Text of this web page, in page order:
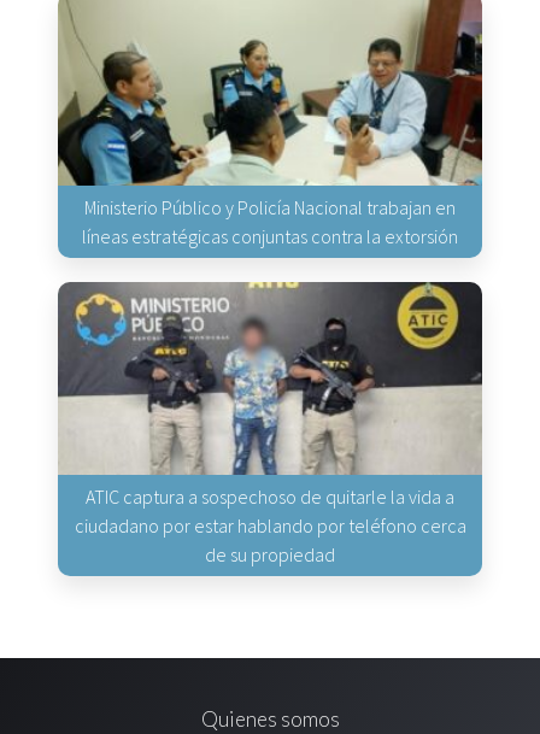
Ministerio Público y Policía Nacional trabajan en
líneas estratégicas conjuntas contra la extorsión
ATIC captura a sospechoso de quitarle la vida a
ciudadano por estar hablando por teléfono cerca
de su propiedad
Quienes somos